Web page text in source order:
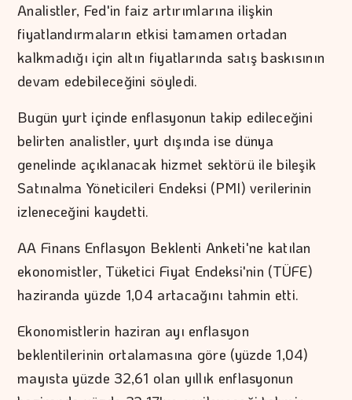
Analistler, Fed'in faiz artırımlarına ilişkin
fiyatlandırmaların etkisi tamamen ortadan
kalkmadığı için altın fiyatlarında satış baskısının
devam edebileceğini söyledi.
Bugün yurt içinde enflasyonun takip edileceğini
belirten analistler, yurt dışında ise dünya
genelinde açıklanacak hizmet sektörü ile bileşik
Satınalma Yöneticileri Endeksi (PMI) verilerinin
izleneceğini kaydetti.
AA Finans Enflasyon Beklenti Anketi'ne katılan
ekonomistler, Tüketici Fiyat Endeksi'nin (TÜFE)
haziranda yüzde 1,04 artacağını tahmin etti.
Ekonomistlerin haziran ayı enflasyon
beklentilerinin ortalamasına göre (yüzde 1,04)
mayısta yüzde 32,61 olan yıllık enflasyonun